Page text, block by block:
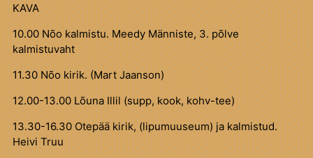
KAVA
10.00 Nõo kalmistu. Meedy Männiste, 3. põlve
kalmistuvaht
11.30 Nõo kirik. (Mart Jaanson)
12.00-13.00 Lõuna Illil (supp, kook, kohv-tee)
13.30-16.30 Otepää kirik, (lipumuuseum) ja kalmistud.
Heivi Truu